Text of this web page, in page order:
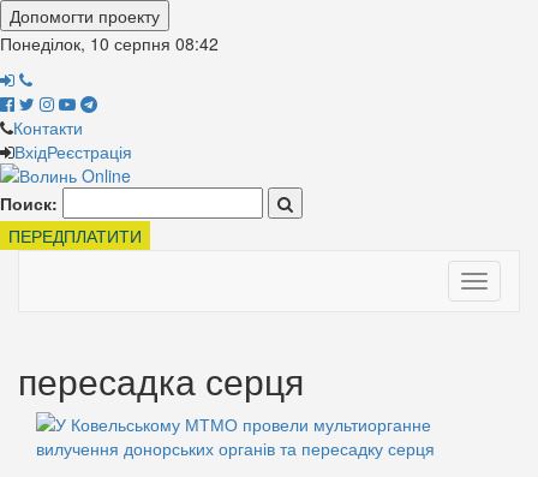
Допомогти проекту
Понеділок, 10 серпня 08:42
Контакти
ВхідРеєстрація
Поиск:
ПЕРЕДПЛАТИТИ
Toggle
пересадка серця